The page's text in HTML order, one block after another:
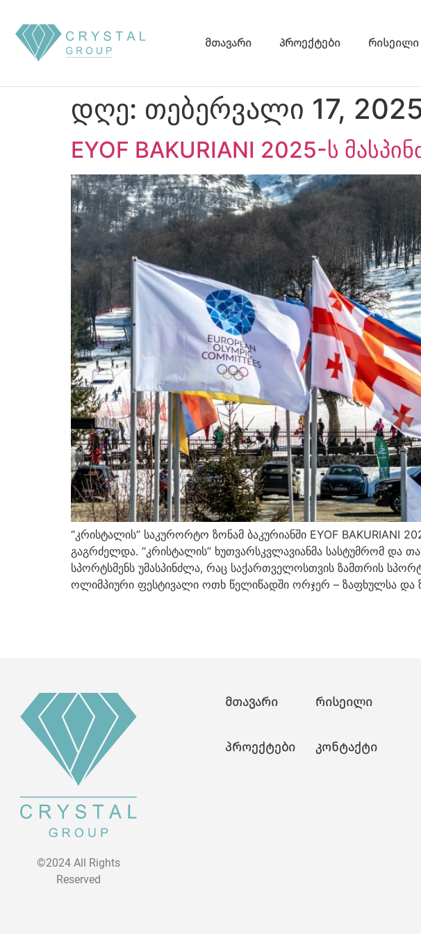
მთავარი პროექტები რისეილი
დღე: თებერვალი 17,
EYOF BAKURIANI 2025-ს
“კრისტალის” საკურორტო ზონამ ბაკურიანში EYOF
გაგრძელდა. “კრისტალის” ხუთვარსკვლავიანმა სასტუმრომ და
სპორტსმენს უმასპინძლა, რაც საქართველოსთვის ზამთრის
ოლიმპიური ფესტივალი ოთხ წელიწადში ორჯერ – ზაფხულსა და
©2024 All Rights
Reserved
მთავარი
პროექტები
რისეილი
კონტაქტი